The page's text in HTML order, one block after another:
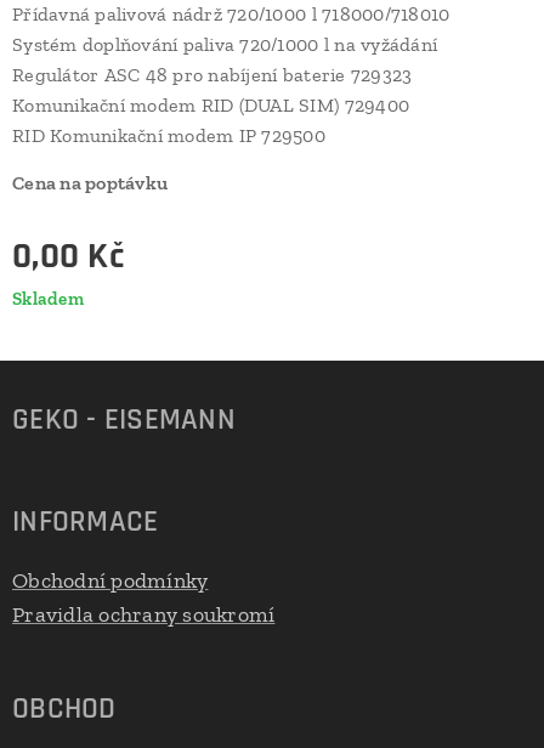
Přídavná palivová nádrž 720/1000 l 718000/718010
Systém doplňování paliva 720/1000 l na vyžádání
Regulátor ASC 48 pro nabíjení baterie 729323
Komunikační modem RID (DUAL SIM) 729400
RID Komunikační modem IP 729500
Cena na poptávku
0,00 Kč
Skladem
GEKO - EISEMANN
INFORMACE
Obchodní podmínky
Pravidla ochrany soukromí
OBCHOD